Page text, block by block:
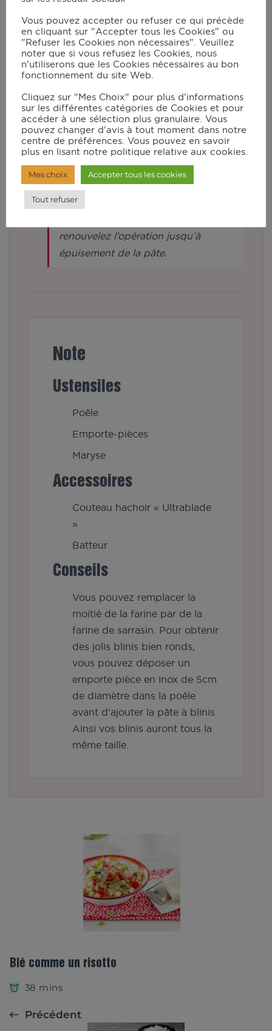
mettez les blancs d’œufs et 1 pincée
de sel, puis lancez le mode manuel
en vitesse 6 pendant 5 min sans le
bouchon. Incorporez délicatement
les blancs d’œufs à la pâte.
Faites chauffer une poêle
légèrement huilée et déposez de
petits tas de pâte bien espacés. Au
bout de quelques min, vérifiez la
cuisson et retournez les blinis.
renouvelez l’opération jusqu’à
épuisement de la pâte.
Note
Ustensiles
Poêle
Emporte-pièces
Maryse
Accessoires
Couteau hachoir « Ultrablade
»
Batteur
Conseils
Vous pouvez remplacer la
moitié de la farine par de la
farine de sarrasin. Pour obtenir
des jolis blinis bien ronds,
vous pouvez déposer un
emporte pièce en inox de 5cm
de diamètre dans la poêle
avant d'ajouter la pâte à blinis.
Ainsi vos blinis auront tous la
même taille.
Blé comme un risotto
38 mins
Précédent
Vous pouvez accepter ou refuser ce qui précède
en cliquant sur "Accepter tous les Cookies" ou
"Refuser les Cookies non nécessaires". Veuillez
noter que si vous refusez les Cookies, nous
n'utiliserons que les Cookies nécessaires au bon
fonctionnement du site Web.
Cliquez sur "Mes Choix" pour plus d'informations
sur les différentes catégories de Cookies et pour
accéder à une sélection plus granulaire. Vous
pouvez changer d'avis à tout moment dans notre
centre de préférences. Vous pouvez en savoir
plus en lisant notre politique relative aux cookies.
Mes choix Accepter tous les cookies
Tout refuser